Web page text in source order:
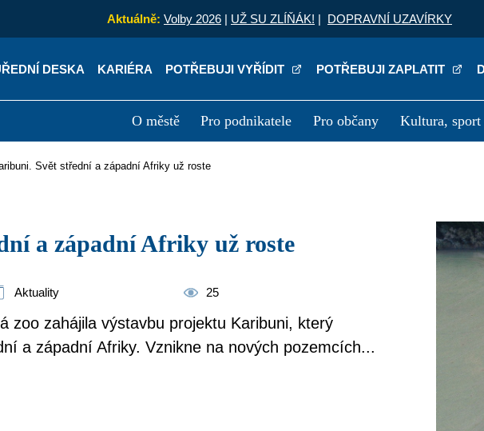
Aktuálně: Volby 2026 | UŽ SU ZLÍŇÁK! | DOPRAVNÍ UZAVÍRKY
DESKA KARIÉRA POTŘEBUJI VYŘÍDIT POTŘEBUJI ZAPLATIT
O městě Pro podnikatele Pro občany Kultura, sport
Úřední deska
Svět střední a západní Afriky už roste
a západní Afriky už roste
Aktuality 25
zoo zahájila výstavbu projektu Karibuni, který
a západní Afriky. Vznikne na nových pozemcích...